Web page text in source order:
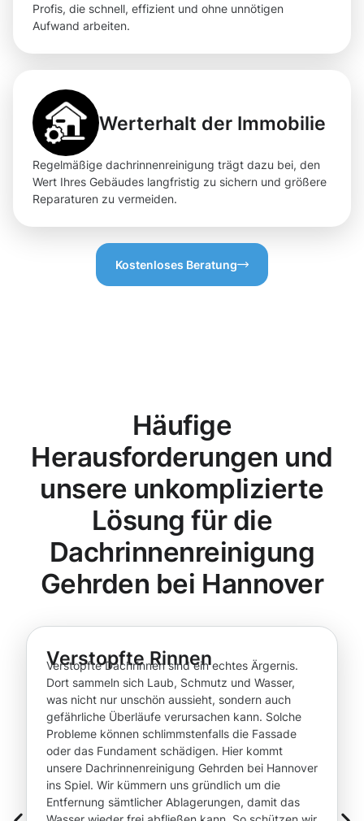
Profis, die schnell, effizient und ohne unnötigen
Aufwand arbeiten.
Werterhalt der Immobilie
Regelmäßige dachrinnenreinigung trägt dazu bei, den
Wert Ihres Gebäudes langfristig zu sichern und größere
Reparaturen zu vermeiden.
Kostenloses Beratung
Häufige
Herausforderungen und
unsere unkomplizierte
Lösung für die
Dachrinnenreinigung
Gehrden bei Hannover
Verstopfte Rinnen
Verstopfte Dachrinnen sind ein echtes Ärgernis.
Dort sammeln sich Laub, Schmutz und Wasser,
was nicht nur unschön aussieht, sondern auch
gefährliche Überläufe verursachen kann. Solche
Probleme können schlimmstenfalls die Fassade
oder das Fundament schädigen. Hier kommt
unsere Dachrinnenreinigung Gehrden bei Hannover
ins Spiel. Wir kümmern uns gründlich um die
Entfernung sämtlicher Ablagerungen, damit das